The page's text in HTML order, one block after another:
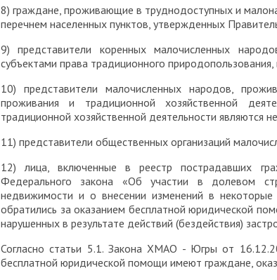
8) граждане, проживающие в труднодоступных и
перечнем населенных пунктов, утвержденных
9) представители коренных малочисленных
субъектами права традиционного
10) представители малочисленных народов,
проживания и традиционной хозяйственной
традиционной хозяйственной деятельности являются
11) представители общественных организаций
12) лица, включенные в реестр пострадавших
Федерального закона «Об участии в долевом
недвижимости и о внесении изменений в
обратились за оказанием бесплатной юридической
нарушенных в результате действий (бездействия)
Согласно статьи 5.1. Закона ХМАО - Югры от
бесплатной юридической помощи имеют граждане,